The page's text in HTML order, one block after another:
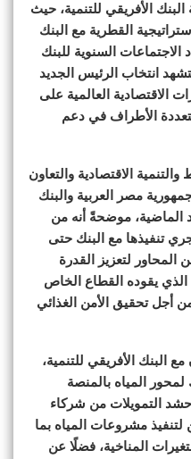
الأفريقي للتنمية، حيث
القطرية مع البنك
انعقاد الاجتماعات السنوية للبنك
انتخاب الرئيس الجديد
الاقتصادية العالمية على
متعددة الأطراف في دعم
الاقتصادية والتعاون
مصر العربية والبنك
الماضية، موضحةً أنه من
تنفيذها مع البنك حتى
من المحاور لتعزيز القدرة
الذي يقوده القطاع الخاص
أجل تحقيق الأمن الغذائي
البنك الأفريقي للتنمية،
المياه بالمنصة
التمويلات من شركاء
لتنفيذ مشروعات المياه بما
المناخية، فضلًا عن